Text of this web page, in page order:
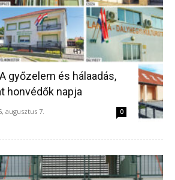
győzelem és hálaadás,
honvédők napja
augusztus 7. 0